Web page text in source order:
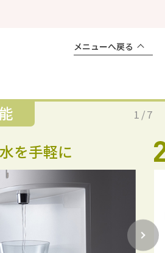
こだわりの暮らし
BEAMS DESIGN公式動画
メニューへ戻る
1 /7
を手軽に